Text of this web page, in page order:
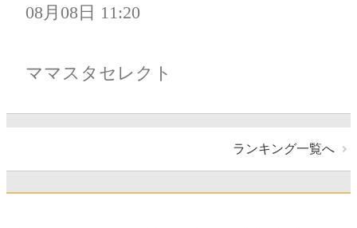
08月08日 11:20
ママスタセレクト
ランキング一覧へ